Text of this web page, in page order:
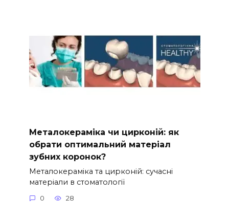
Металокераміка чи цирконій: як
обрати оптимальний матеріал
зубних коронок?
Металокераміка та цирконій: сучасні
матеріали в стоматології
0 28